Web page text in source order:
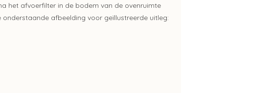
het afvoerfilter in de bodem van de ovenruimte
onderstaande afbeelding voor geïllustreerde uitleg: